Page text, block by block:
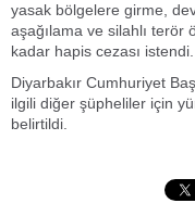
yasak bölgelere girme,
aşağılama ve silahlı terör
kadar hapis cezası istendi.
Diyarbakır Cumhuriyet
ilgili diğer şüpheliler için
belirtildi.